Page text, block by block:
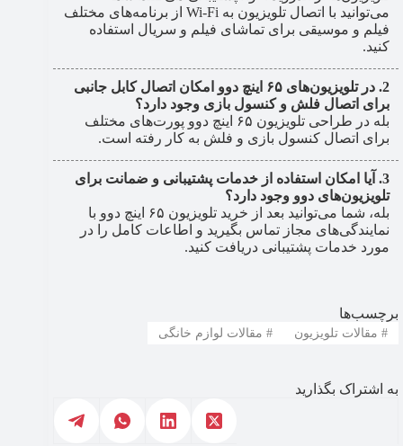
می‌توانید با اتصال تلویزیون به Wi-Fi از برنامه‌های مختلف
فیلم و موسیقی برای تماشای فیلم و سریال استفاده
کنید.
در تلویزیون‌های ۶۵ اینچ دوو امکان اتصال کابل جانبی
برای اتصال فلش و کنسول بازی وجود دارد؟
بله در طراحی تلویزیون ۶۵ اینچ دوو پورت‌های مختلف
برای اتصال کنسول بازی و فلش به کار رفته است.
آیا امکان استفاده از خدمات پشتیبانی و ضمانت برای
تلویزیون‌های دوو وجود دارد؟
بله، شما می‌توانید بعد از خرید تلویزیون ۶۵ اینچ دوو با
نمایندگی‌های مجاز تماس بگیرید و اطاعات کامل را در
مورد خدمات پشتیبانی دریافت کنید.
برچسب‌ها
#مقالات تلویزیون #مقالات لوازم خانگی
به اشتراک بگذارید